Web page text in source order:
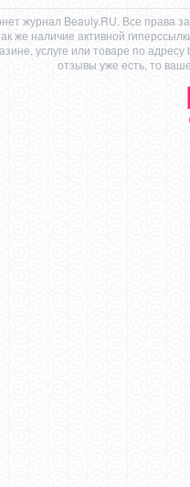
журнал Beauly.RU. Все права
же наличие активной
услуге или товаре по адресу
отзывы уже есть, то